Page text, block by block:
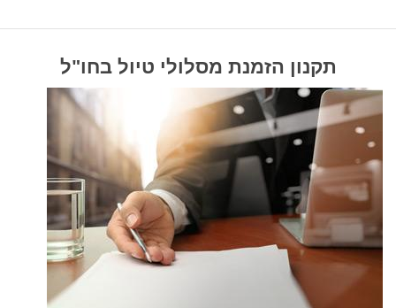
תקנון הזמנת מסלולי טיול בחו"ל